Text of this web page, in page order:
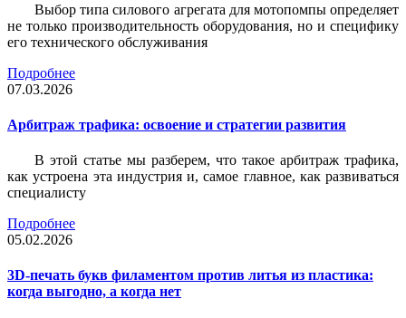
Выбор типа силового агрегата для мотопомпы определяет
не только производительность оборудования, но и специфику
его технического обслуживания
Подробнее
07.03.2026
Арбитраж трафика: освоение и стратегии развития
В этой статье мы разберем, что такое арбитраж трафика,
как устроена эта индустрия и, самое главное, как развиваться
специалисту
Подробнее
05.02.2026
3D-печать букв филаментом против литья из пластика:
когда выгодно, а когда нет